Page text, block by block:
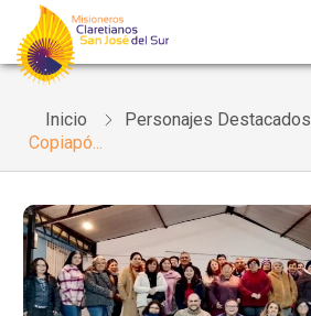
Inicio Personajes Destacados
Copiapó...